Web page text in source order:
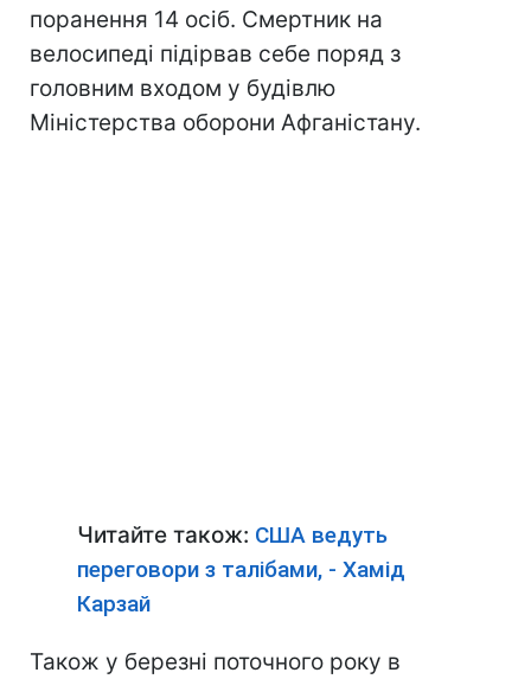
поранення 14 осіб. Смертник на
велосипеді підірвав себе поряд з
головним входом у будівлю
Міністерства оборони Афганістану.
Читайте також: США ведуть
переговори з талібами, - Хамід
Карзай
Також у березні поточного року в